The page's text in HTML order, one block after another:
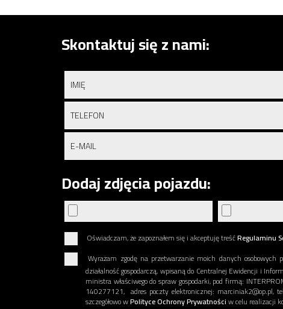
Skontaktuj się z nami:
Dodaj zdjęcia pojazdu:
Oświadczam, że zapoznałem się i akceptuję treśćRegulaminu
Wyrażam zgodę na przetwarzanie moich danych
działalność gospodarczą, wpisaną do Centralnej Ewidencji i
ministra właściwego do spraw gospodarki, pod firmą:
140277121, adres poczty elektronicznej:
szczegółowo wPolityce Ochrony Prywatnościw celu realizacji